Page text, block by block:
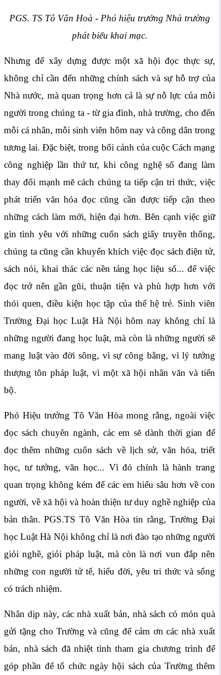
PGS. TS Tô Văn Hoà - Phó hiệu trưởng Nhà trường
phát biểu khai mạc.
Nhưng để xây dựng được một xã hội đọc thực sự,
không chỉ cần đến những chính sách và sự hỗ trợ của
Nhà nước, mà quan trọng hơn cả là sự nỗ lực của mỗi
người trong chúng ta - từ gia đình, nhà trường, cho đến
mỗi cá nhân, mỗi sinh viên hôm nay và công dân trong
tương lai. Đặc biệt, trong bối cảnh của cuộc Cách mạng
công nghiệp lần thứ tư, khi công nghệ số đang làm
thay đổi mạnh mẽ cách chúng ta tiếp cận tri thức, việc
phát triển văn hóa đọc cũng cần được tiếp cận theo
những cách làm mới, hiện đại hơn. Bên cạnh việc giữ
gìn tình yêu với những cuốn sách giấy truyền thống,
chúng ta cũng cần khuyến khích việc đọc sách điện tử,
sách nói, khai thác các nền tảng học liệu số... để việc
đọc trở nên gần gũi, thuận tiện và phù hợp hơn với
thói quen, điều kiện học tập của thế hệ trẻ. Sinh viên
Trường Đại học Luật Hà Nội hôm nay không chỉ là
những người đang học luật, mà còn là những người sẽ
mang luật vào đời sông, vì sự công bằng, vì lý tưởng
thượng tôn pháp luật, vì một xã hội nhân văn và tiến
bộ.
Phó Hiệu trưởng Tô Văn Hòa mong rằng, ngoài việc
đọc sách chuyên ngành, các em sẽ dành thời gian để
đọc thêm những cuốn sách về lịch sử, văn hóa, triết
học, tư tưởng, văn học... Vì đó chính là hành trang
quan trọng không kém để các em hiểu sâu hơn về con
người, về xã hội và hoàn thiện tư duy nghề nghiệp của
bản thân. PGS.TS Tô Văn Hòa tin rằng, Trường Đại
học Luật Hà Nội không chỉ là nơi đào tạo những người
giỏi nghề, giỏi pháp luật, mà còn là nơi vun đắp nên
những con người tử tế, hiểu đời, yêu tri thức và sống
có trách nhiệm.
Nhân dịp này, các nhà xuất bản, nhà sách có món quà
gửi tặng cho Trường và cũng để cảm ơn các nhà xuất
bản, nhà sách đã nhiệt tình tham gia chương trình để
góp phần để tổ chức ngày hội sách của Trường thêm